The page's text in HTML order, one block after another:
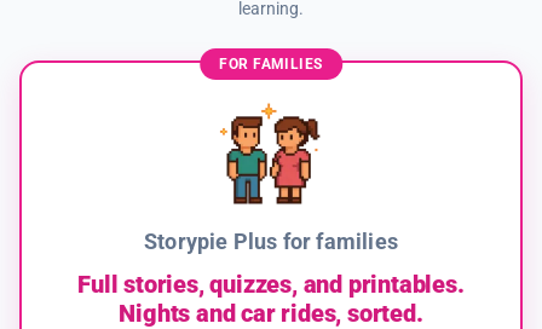
learning.
FOR FAMILIES
Storypie Plus for families
Full stories, quizzes, and printables.
Nights and car rides, sorted.